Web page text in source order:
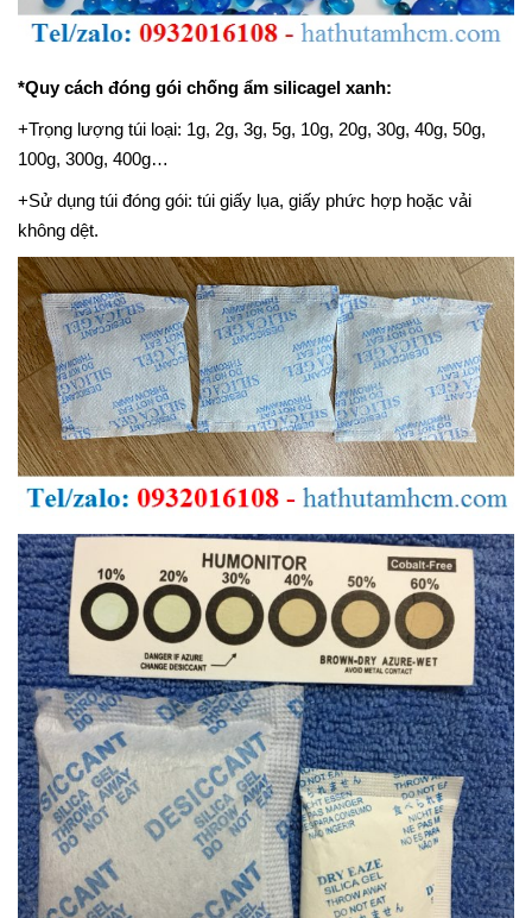
*Quy cách đóng gói chống ẩm silicagel xanh:
+Trọng lượng túi loại: 1g, 2g, 3g, 5g, 10g, 20g, 30g, 40g, 50g,
100g, 300g, 400g…
+Sử dụng túi đóng gói: túi giấy lụa, giấy phức hợp hoặc vải
không dệt.